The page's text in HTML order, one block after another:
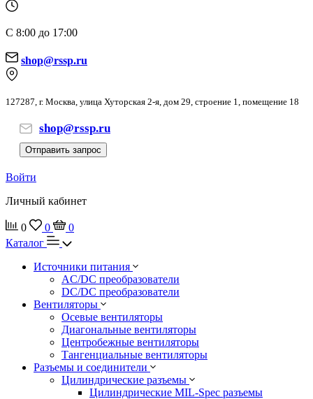
С 8:00 до 17:00
shop@rssp.ru
127287, г. Москва, улица Хуторская 2-я, дом 29, строение 1, помещение 18
shop@rssp.ru
Отправить запрос
Войти
Личный кабинет
0 0
0
Каталог
Источники питания
AC/DC преобразователи
DC/DC преобразователи
Вентиляторы
Осевые вентиляторы
Диагональные вентиляторы
Центробежные вентиляторы
Тангенциальные вентиляторы
Разъемы и соединители
Цилиндрические разъемы
Цилиндрические MIL-Spec разъемы